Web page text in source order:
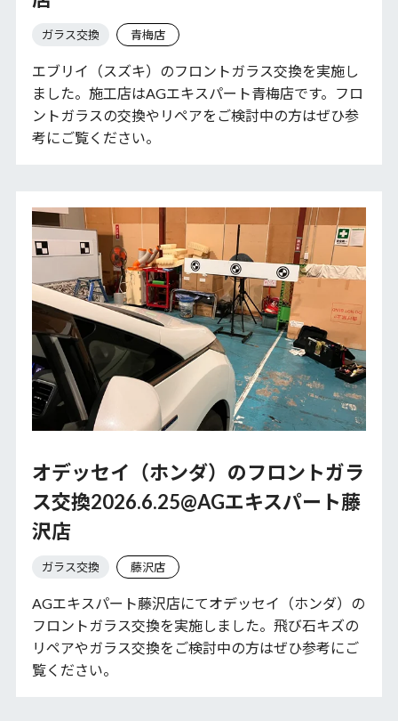
ガラス交換 青梅店
エブリイ（スズキ）のフロントガラス交換を実施し
ました。施工店はAGエキスパート青梅店です。フロ
ントガラスの交換やリペアをご検討中の方はぜひ参
考にご覧ください。
オデッセイ（ホンダ）のフロントガラ
ス交換2026.6.25@AGエキスパート藤
沢店
ガラス交換 藤沢店
AGエキスパート藤沢店にてオデッセイ（ホンダ）の
フロントガラス交換を実施しました。飛び石キズの
リペアやガラス交換をご検討中の方はぜひ参考にご
覧ください。